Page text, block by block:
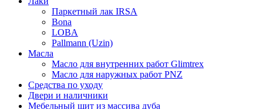
Паркетный лак IRSA
Bona
LOBA
Pallmann (Uzin)
Масла
Масло для внутренних работ Glimtrex
Масло для наружных работ PNZ
Средства по уходу
Двери и наличники
Мебельный щит из массива дуба